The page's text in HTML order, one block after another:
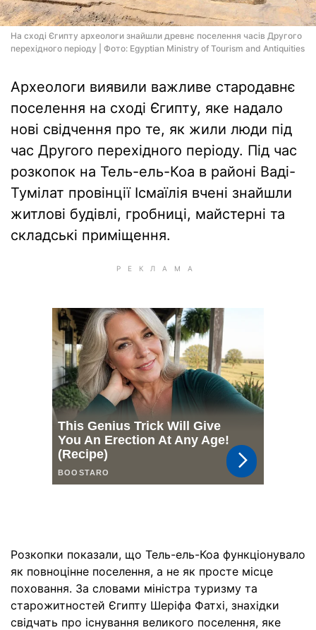
На сході Єгипту археологи знайшли древнє поселення часів Другого
перехідного періоду | Фото: Egyptian Ministry of Tourism and Antiquities
Археологи виявили важливе стародавнє
поселення на сході Єгипту, яке надало
нові свідчення про те, як жили люди під
час Другого перехідного періоду. Під час
розкопок на Тель-ель-Коа в районі Ваді-
Тумілат провінції Ісмаїлія вчені знайшли
житлові будівлі, гробниці, майстерні та
складські приміщення.
Розкопки показали, що Тель-ель-Коа функціонувало
як повноцінне поселення, а не як просте місце
поховання. За словами міністра туризму та
старожитностей Єгипту Шеріфа Фатхі, знахідки
свідчать про існування великого поселення, яке